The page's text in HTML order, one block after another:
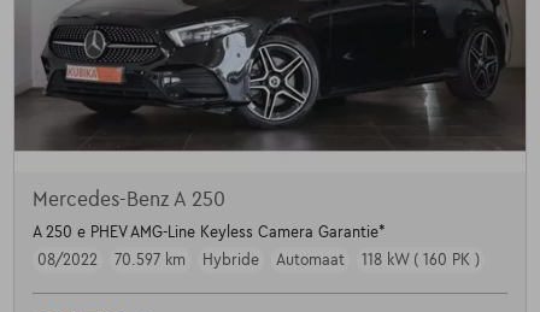
Mercedes-Benz A 250
A 250 e PHEV AMG-Line Keyless Camera Garantie*
08/2022
70.597 km Hybride Automaat 118 kW ( 160 PK )